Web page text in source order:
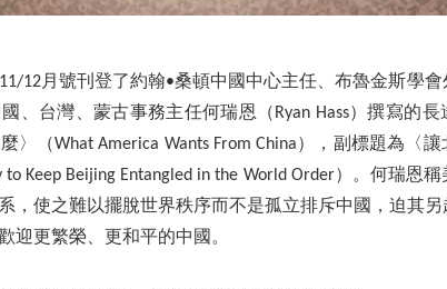
12月號刊登了約翰•桑頓中國中心主任、布魯金斯學
、台灣、蒙古事務主任何瑞恩（Ryan Hass）撰寫的長
〉（What America Wants From China），副標題為〈
Keep Beijing Entangled in the World Order）。何瑞恩
，使之難以擺脫世界秩序而不是孤立排斥中國，迫其另
迎更繁榮、更和平的中國。